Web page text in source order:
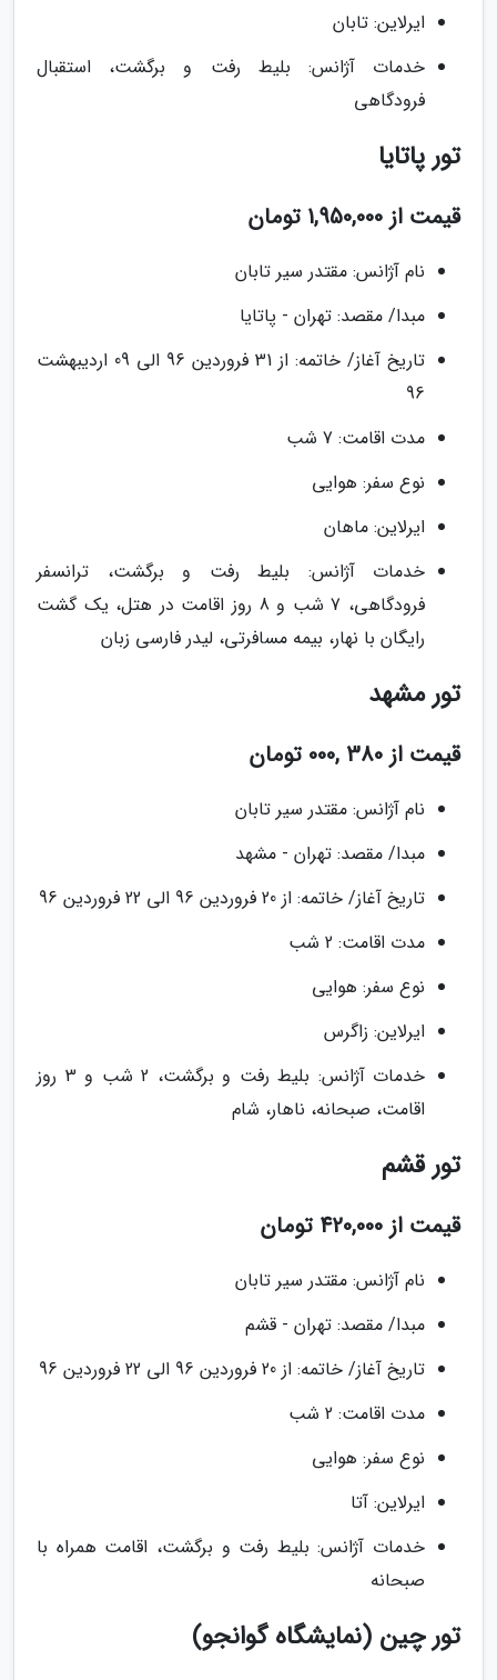
ایرلاین: تابان
خدمات آژانس: بلیط رفت و برگشت، استقبال
فرودگاهی
تور پاتایا
قیمت از 1,950,000 تومان
نام آژانس: مقتدر سیر تابان
مبدا/ مقصد: تهران - پاتایا
تاریخ آغاز/ خاتمه: از 31 فروردین 96 الی 09 اردیبهشت
96
مدت اقامت: 7 شب
نوع سفر: هوایی
ایرلاین: ماهان
خدمات آژانس: بلیط رفت و برگشت، ترانسفر
فرودگاهی، 7 شب و 8 روز اقامت در هتل، یک گشت
رایگان با نهار، بیمه مسافرتی، لیدر فارسی زبان
تور مشهد
قیمت از 380 ,000 تومان
نام آژانس: مقتدر سیر تابان
مبدا/ مقصد: تهران - مشهد
تاریخ آغاز/ خاتمه: از 20 فروردین 96 الی 22 فروردین 96
مدت اقامت: 2 شب
نوع سفر: هوایی
ایرلاین: زاگرس
خدمات آژانس: بلیط رفت و برگشت، 2 شب و 3 روز
اقامت، صبحانه، ناهار، شام
تور قشم
قیمت از 420,000 تومان
نام آژانس: مقتدر سیر تابان
مبدا/ مقصد: تهران - قشم
تاریخ آغاز/ خاتمه: از 20 فروردین 96 الی 22 فروردین 96
مدت اقامت: 2 شب
نوع سفر: هوایی
ایرلاین: آتا
خدمات آژانس: بلیط رفت و برگشت، اقامت همراه با
صبحانه
تور چین (نمایشگاه گوانجو)